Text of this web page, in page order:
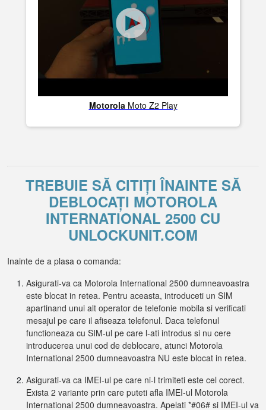
MotorolaMoto Z2 Play
TREBUIE SĂ CITIȚI ÎNAINTE SĂ
DEBLOCAȚI MOTOROLA
INTERNATIONAL 2500 CU
UNLOCKUNIT.COM
Inainte de a plasa o comanda:
Asigurati-va ca Motorola International 2500 dumneavoastra
este blocat in retea. Pentru aceasta, introduceti un SIM
apartinand unui alt operator de telefonie mobila si verificati
mesajul pe care il afiseaza telefonul. Daca telefonul
functioneaza cu SIM-ul pe care l-ati introdus si nu cere
introducerea unui cod de deblocare, atunci Motorola
International 2500 dumneavoastra NU este blocat in retea.
Asigurati-va ca IMEI-ul pe care ni-l trimiteti este cel corect.
Exista 2 variante prin care puteti afla IMEI-ul Motorola
International 2500 dumneavoastra. Apelati *#06# si IMEI-ul va